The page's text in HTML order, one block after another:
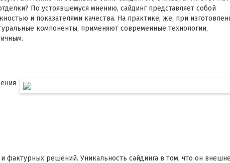
По устоявшемуся мнению, сайдинг представляет собой
и показателями качества. На практике, же, при
компоненты, применяют современные технологии,
фактурных решений. Уникальность сайдинга в том, что он внешне